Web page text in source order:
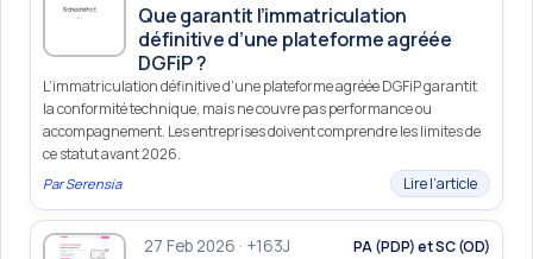
Que garantit l’immatriculation
définitive d’une plateforme agréée
DGFiP ?
L’immatriculation définitive d’une plateforme agréée DGFiP garantit
la conformité technique, mais ne couvre pas performance ou
accompagnement. Les entreprises doivent comprendre les limites de
ce statut avant 2026.
ParSerensia Lire l’article
27 Feb 2026 · +163J PA (PDP) et SC (OD)